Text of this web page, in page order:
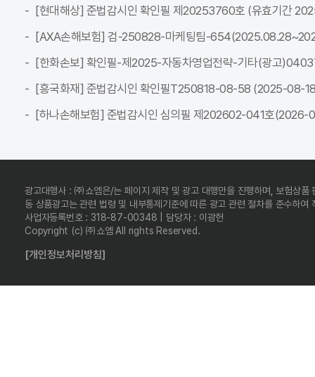
[현대해상] 준법감시인 확인필 제20253760호 (유효기간
[AXA손해보험] 검-250828-마케팅팀-
[한화손보] 확인필-제2025-자동차영업전략-기타(광고
[흥국화재] 준법감시인 확인필T250818-08-58 (2025-08-
[하나손해보험] 준법감시인 심의필 제202602-041호
광고대행사 : ㈜쇼엠은/는 페이지 제작 및 광고 대행만을 진행하며, 보험상품
동 상품광고는 관련 법령 및 내부통제기준에 따른 광고 관련 절차를 준수하여
사업자등록번호 : 318-87-00348 | 담당자 : 이광헌
Copyright (c) ㈜쇼엠 All rights Reserved.
[개인정보처리방침]